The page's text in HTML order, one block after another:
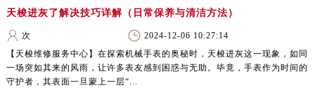
天梭进灰了解决技巧详解（日常保养与清洁方法）
次
2024-12-06 10:27:14
【天梭维修服务中心】在探索机械手表的奥秘时，天梭进灰这一现象，如同
一场突如其来的风雨，让许多表友感到困惑与无助。毕竟，手表作为时间的
守护者，其表面一旦蒙上一层“...